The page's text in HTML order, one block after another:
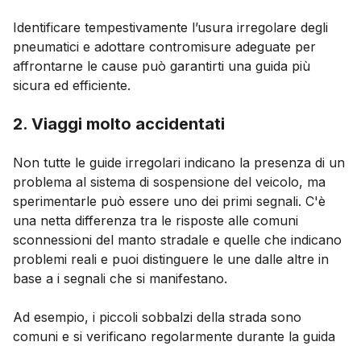
Identificare tempestivamente l’usura irregolare degli
pneumatici e adottare contromisure adeguate per
affrontarne le cause può garantirti una guida più
sicura ed efficiente.
2. Viaggi molto accidentati
Non tutte le guide irregolari indicano la presenza di un
problema al sistema di sospensione del veicolo, ma
sperimentarle può essere uno dei primi segnali. C'è
una netta differenza tra le risposte alle comuni
sconnessioni del manto stradale e quelle che indicano
problemi reali e puoi distinguere le une dalle altre in
base a i segnali che si manifestano.
Ad esempio, i piccoli sobbalzi della strada sono
comuni e si verificano regolarmente durante la guida